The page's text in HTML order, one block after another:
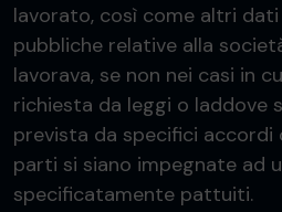
lavorato, così come altri
pubbliche relative alla
lavorava, se non nei casi in
richiesta da leggi o laddove
prevista da specifici
parti si siano impegnate ad
specificatamente pattuiti.